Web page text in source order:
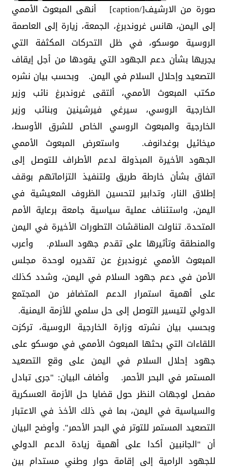
صورة من الارشيف[/caption] أنهى المبعوث الأممي
إلى اليمن، هانس غروندبرغ، الجمعة، زيارة إلى العاصمة
الروسية موسكو، في ظل التحركات المكثفة التي
يجريها بشأن دعم الجهود التي يقودها من أجل إيقاف
التصعيد وإحلال السلام في اليمن. وبحسب بيان نشره
مكتب المبعوث الأممي، ألتقى غروندبرغ نائب وزير
الخارجية الروسي، سيرغي فيرشينين وبنائب وزير
الخارجية والمبعوث الروسي الخاص للشرق الأوسط،
ميخائيل بوغدانوف. واستعرض المبعوث الأممي
الجهود الأخيرة المبذولة لدعم الأطراف للتوصل إلى
اتفاق بشأن خارطة طريق ولتنفيذ التزاماتهم بوقف
إطلاق النار، وتدابير لتحسين الظروف المعيشية في
اليمن، واستئناف عملية سياسية جامعة برعاية الأمم
المتحدة. تناولت المناقشات التطورات الأخيرة في اليمن
والمنطقة وتأثيرها على تقدم جهود السلام. وأعرب
المبعوث الأممي غروندبرغ عن تقديره لوحدة مجلس
الأمن في دعم جهود السلام في اليمن، وشدد كذلك
على أهمية استمرار الدعم المتضافر من المجتمع
الدولي لتيسير التوصل إلى حل سلمي للأزمة اليمنية.
وبحسب بيان نشرته وزارة الخارجية الروسية، تركزت
اللقاءات التي بحثها المبعوث الأممي في موسكو على
جهود إحلال السلام في اليمن على وقع التصعيد
المستمر في البحر الأحمر. وأضاف البيان: "جرى تبادل
مفصل لوجهات النظر حول قضايا حل الأزمة العسكرية
والسياسية في اليمن، بما في ذلك الأخذ في الاعتبار
التصعيد المستمر للتوتر في البحر الأحمر". وأوضح البيان
أن "الجانبين أكدا على أهمية زيادة الدعم الدولي
للجهود الرامية إلى إقامة حوار وطني مستدام بين